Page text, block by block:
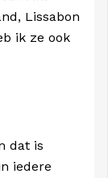
Lissabon
ik ze ook
dat is
iedere